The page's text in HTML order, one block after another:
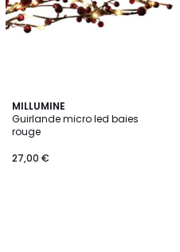
MILLUMINE
Guirlande micro led baies
rouge
27,00 €